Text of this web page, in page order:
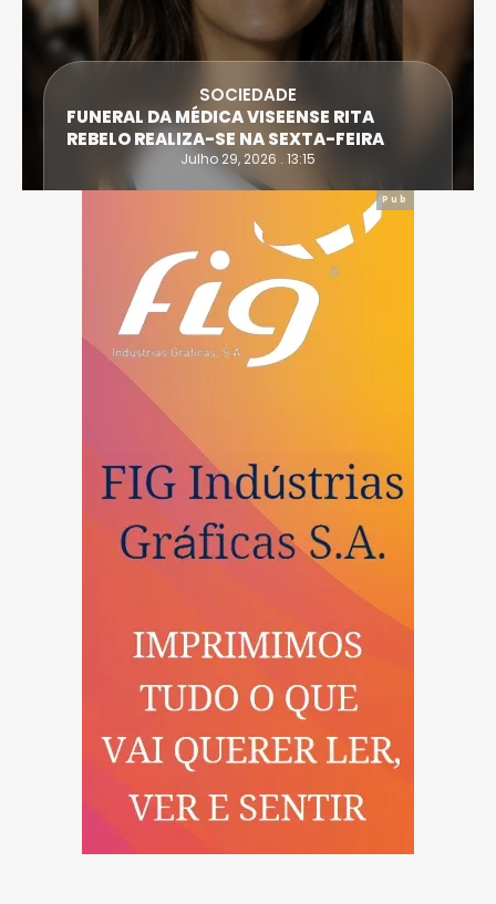
SOCIEDADE
FUNERAL DA MÉDICA VISEENSE RITA
REBELO REALIZA-SE NA SEXTA-FEIRA
Julho 29, 2026 . 13:15
Pub